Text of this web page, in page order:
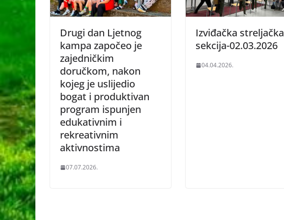
Drugi dan Ljetnog
kampa započeo je
zajedničkim
doručkom, nakon
kojeg je uslijedio
bogat i produktivan
program ispunjen
edukativnim i
rekreativnim
aktivnostima
07.07.2026.
Izviđačka streljačka
sekcija-02.03.2026
04.04.2026.